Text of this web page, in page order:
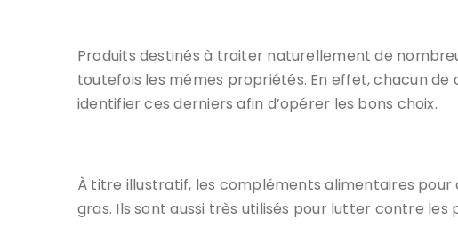
Produits destinés à traiter naturellement de
toutefois les mêmes propriétés. En effet, chacun
identifier ces derniers afin d’opérer les bons choix.
À titre illustratif, les compléments alimentaires
gras. Ils sont aussi très utilisés pour lutter contre les